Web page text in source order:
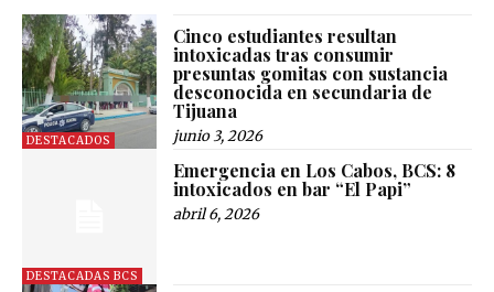
DESTACADOS
Cinco estudiantes resultan
intoxicadas tras consumir
presuntas gomitas con sustancia
desconocida en secundaria de
Tijuana
junio 3, 2026
DESTACADAS BCS
​Emergencia en Los Cabos, BCS: 8
intoxicados en bar “El Papi”
abril 6, 2026